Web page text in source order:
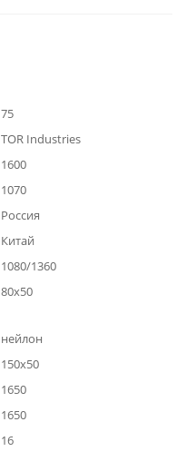
75
TOR Industries
1600
1070
Россия
Китай
1080/1360
80х50
нейлон
150х50
1650
1650
16